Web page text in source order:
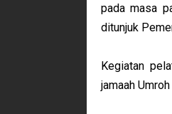
pada masa
ditunjuk
Kegiatan
jamaah